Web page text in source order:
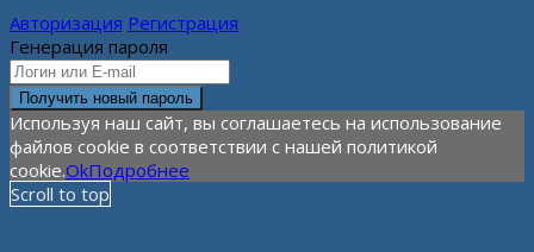
Авторизация Регистрация
Генерация пароля
Используя наш сайт, вы соглашаетесь на использование
файлов cookie в соответствии с нашей политикой
cookie.OkПодробнее
Scroll to top